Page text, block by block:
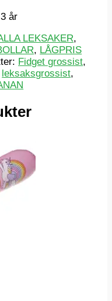
år
LEKSAKER,
, LÅGPRIS
Fidget grossist,
leksaksgrossist,